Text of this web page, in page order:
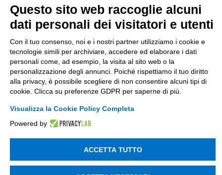
P.IVA 05338771008 REA n. 877679
UTILITÀ
Recupero Password
Verifica attestato di presenza
POLICIES AND TERMS
Informativa cookie
© 2003 - 2026 Tinexta Visura S.p.A.
Questo sito web raccoglie alcuni
dati personali dei visitatori e utenti
Con il tuo consenso, noi e i nostri partner utilizziamo i cookie e
tecnologie simili per archiviare, accedere ed elaborare i dati
personali come, ad esempio, la visita al sito web o la
personalizzazione degli annunci. Poiché rispettiamo il tuo diritto
alla privacy, è possibile scegliere di non consentire alcuni tipi di
cookie. Clicca su preferenze GDPR per saperne di più.
Visualizza la Cookie Policy Completa
Powered by
ACCETTA TUTTO